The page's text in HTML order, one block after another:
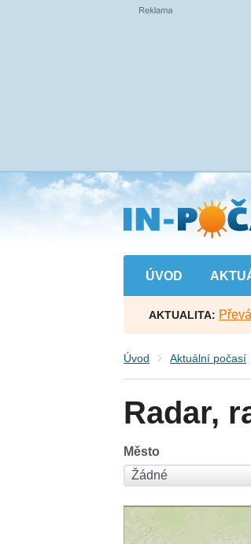
Přejít
na
hlavní
obsah
ÚVOD
AKTUALITA:
Úvod Aktuální počasí
Radar,
Město